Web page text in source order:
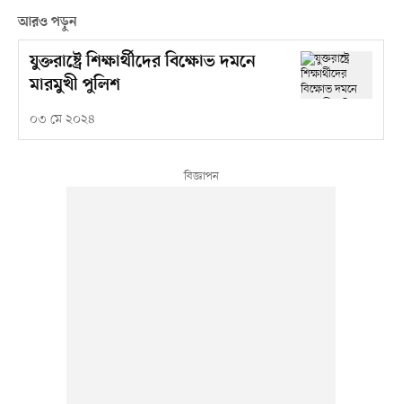
আরও পড়ুন
যুক্তরাষ্ট্রে শিক্ষার্থীদের বিক্ষোভ দমনে
মারমুখী পুলিশ
০৩ মে ২০২৪